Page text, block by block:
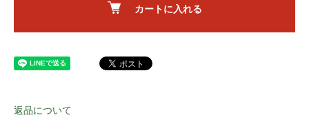
カートに入れる
返品について